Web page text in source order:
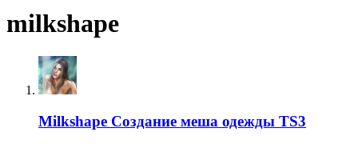
milkshape
Milkshape Создание меша одежды TS3